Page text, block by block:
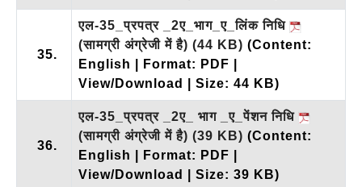
35.
एल-35_प्रपत्र _2ए_भाग_ए_लिंक निधि
(सामग्री अंग्रेजी में है) (44 KB) (Content:
English | Format: PDF |
View/Download | Size: 44 KB)
36.
एल-35_प्रपत्र _2ए_ भाग _ए_पेंशन निधि
(सामग्री अंग्रेजी में है) (39 KB) (Content:
English | Format: PDF |
View/Download | Size: 39 KB)